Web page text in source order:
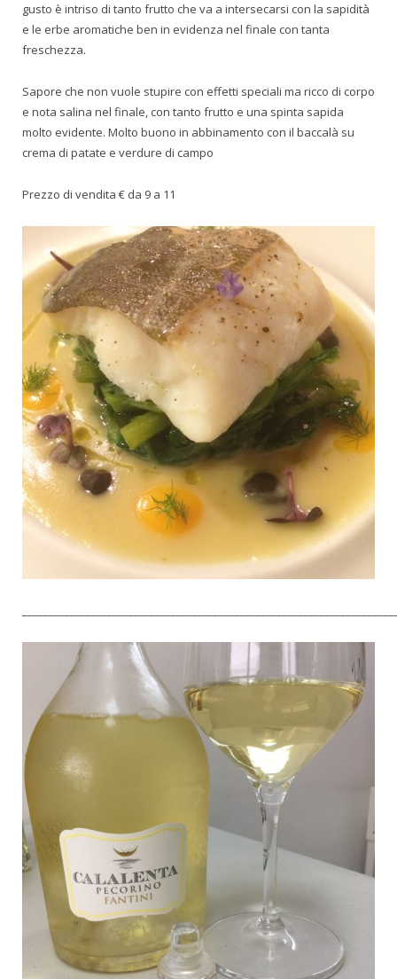
gusto è intriso di tanto frutto che va a intersecarsi con la sapidità
e le erbe aromatiche ben in evidenza nel finale con tanta
freschezza.
Sapore che non vuole stupire con effetti speciali ma ricco di corpo
e nota salina nel finale, con tanto frutto e una spinta sapida
molto evidente. Molto buono in abbinamento con il baccalà su
crema di patate e verdure di campo
Prezzo di vendita € da 9 a 11